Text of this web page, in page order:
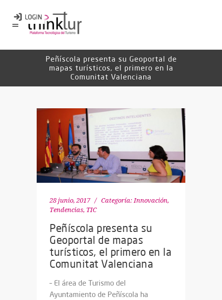
Peñíscola presenta su Geoportal de
mapas turísticos, el primero en la
Comunitat Valenciana
28 junio, 2017 Categoría: Innovación,
Tendencias, TIC
Peñíscola presenta su
Geoportal de mapas
turísticos, el primero en la
Comunitat Valenciana
– El área de Turismo del
Ayuntamiento de Peñíscola ha